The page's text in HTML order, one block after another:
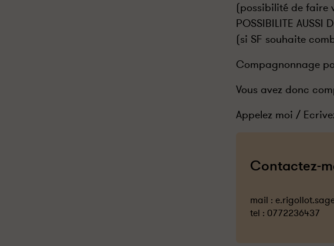
(possibilité de faire
POSSIBILITE AUSSI
(si SF souhaite
Compagnonnage
Vous avez donc
Appelez moi /
Contactez-
mail :
tel : 0772236437